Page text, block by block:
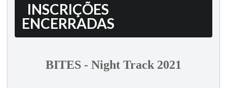
INSCRIÇÕES
ENCERRADAS
BITES - Night Track 2021